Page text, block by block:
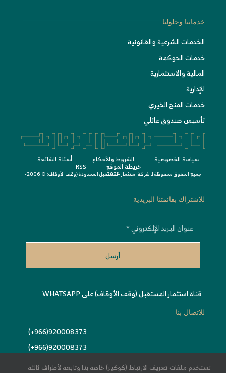
خدماتنا وحلولنا
الخدمات الشرعية والقانونية
خدمات الحوكمة
المالية والاستثمارية
الإدارية
خدمات المنح الخيري
تأسيس صندوق عائلي
للاشتراك بقائمتنا البريدية
أرسل
قناة استثمار المستقبل (وقف الأوقاف) على WHATSAPP
للاتصال بنا
920008373(966+)
920008373(966+)
Info@estithmar.org.sa
سياسة الخصوصية الشروط واﻷحكام أسئلة الشائعة
خريطة الموقع RSS
جميع الحقوق محفوظة لـشركة استثمار المستقبل المحدودة 〈وقف الأوقاف〉 © 2006-2024
نستخدم ملفات تعريف الارتباط (كوكيز) خاصة بنا وتابعة لأطراف ثالثة